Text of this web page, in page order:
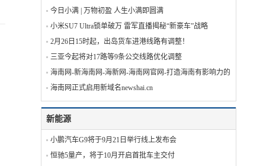
今日小满 | 万物初盈 人生小满即圆满
小米SU7 Ultra锁单破万 雷军直播揭秘“新豪车”战略
2月26日15时起，出岛货车进港线路有调整！
三亚今起将对17路等9条公交线路优化调整
海南网-新海南网-海新网-海南网官网-打造海南有影响力的主流都市门户
海南网正式启用新域名newshai.cn
新能源
小鹏汽车G9将于9月21日举行线上发布会
恒驰5量产，将于10月开启首批车主交付